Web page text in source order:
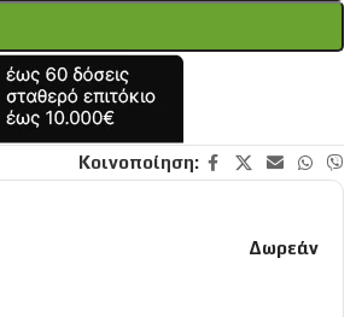
Κοινοποίηση:
Δωρεάν